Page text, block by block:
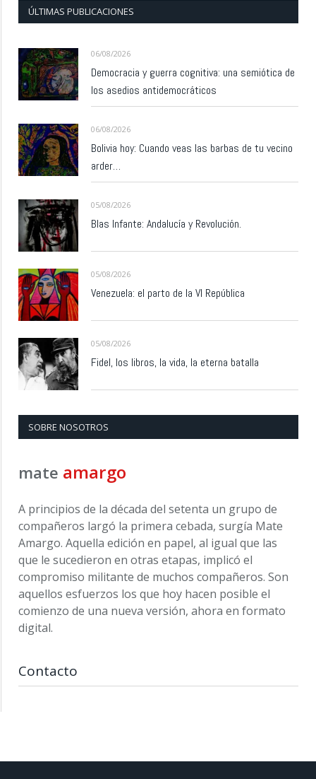
ÚLTIMAS PUBLICACIONES
06/08/2026
Democracia y guerra cognitiva: una semiótica de
los asedios antidemocráticos
06/08/2026
Bolivia hoy: Cuando veas las barbas de tu vecino
arder…
05/08/2026
Blas Infante: Andalucía y Revolución.
05/08/2026
Venezuela: el parto de la VI República
05/08/2026
Fidel, los libros, la vida, la eterna batalla
SOBRE NOSOTROS
mate amargo
A principios de la década del setenta un grupo de
compañeros largó la primera cebada, surgía Mate
Amargo. Aquella edición en papel, al igual que las
que le sucedieron en otras etapas, implicó el
compromiso militante de muchos compañeros. Son
aquellos esfuerzos los que hoy hacen posible el
comienzo de una nueva versión, ahora en formato
digital.
Contacto